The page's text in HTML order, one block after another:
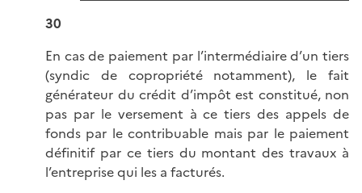
30
En cas de paiement par l’intermédiaire d’un tiers
(syndic de copropriété notamment), le fait
générateur du crédit d’impôt est constitué, non
pas par le versement à ce tiers des appels de
fonds par le contribuable mais par le paiement
définitif par ce tiers du montant des travaux à
l’entreprise qui les a facturés.